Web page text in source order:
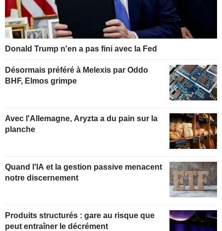
Donald Trump n'en a pas fini avec la Fed
Désormais préféré à Melexis par Oddo
BHF, Elmos grimpe
Avec l'Allemagne, Aryzta a du pain sur la
planche
Quand l'IA et la gestion passive menacent
notre discernement
Produits structurés : gare au risque que
peut entraîner le décrément